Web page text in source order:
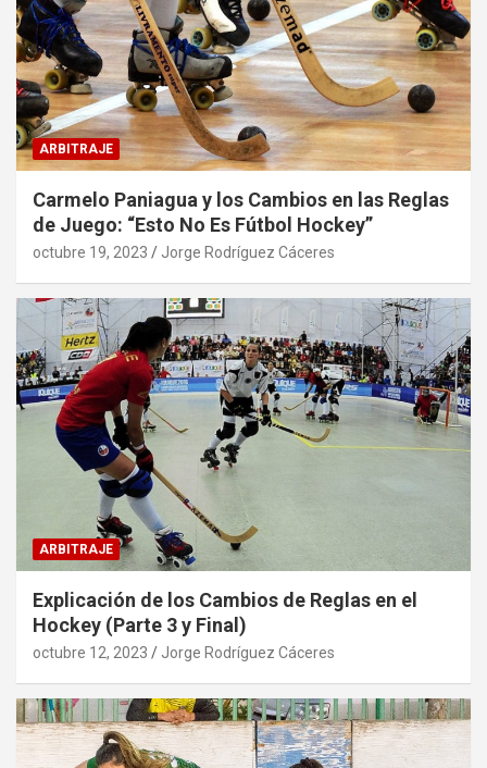
ARBITRAJE
Carmelo Paniagua y los Cambios en las Reglas
de Juego: “Esto No Es Fútbol Hockey”
octubre 19, 2023 Jorge Rodríguez Cáceres
ARBITRAJE
Explicación de los Cambios de Reglas en el
Hockey (Parte 3 y Final)
octubre 12, 2023 Jorge Rodríguez Cáceres